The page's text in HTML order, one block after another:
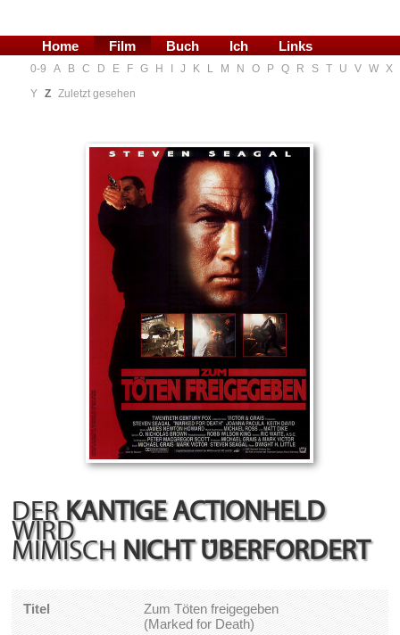
Home Film Buch Ich Links
0-9 A B C D E F G H J K L M N O P Q R S T U V W X
Y Z Zuletzt gesehen
DER KANTIGE ACTIONHELD
WIRD
MIMISCH NICHT ÜBERFORDERT
Titel
Zum Töten freigegeben
(Marked for Death)